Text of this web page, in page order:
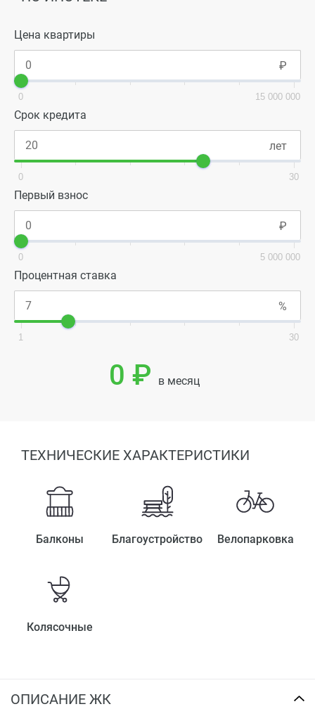
Цена квартиры
0 15 000 000
Срок кредита
0 30
Первый взнос
0 5 000 000
Процентная ставка
1 30
0 ₽ в месяц
ТЕХНИЧЕСКИЕ ХАРАКТЕРИСТИКИ
Балконы Благоустройство Велопарковка
Колясочные
ОПИСАНИЕ ЖК